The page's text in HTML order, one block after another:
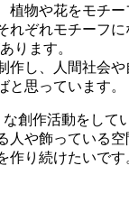
植物や花をモチー
れぞれモチーフ
ります。
作し、人間社会
と思っています。
創作活動をして
人や飾っている
作り続けたいです